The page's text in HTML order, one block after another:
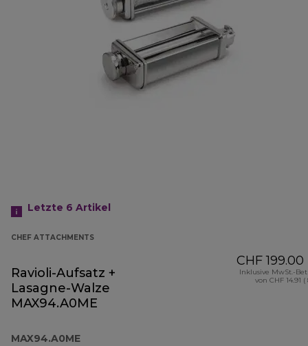
Letzte 6 Artikel
CHEF ATTACHMENTS
Ravioli-Aufsatz +
Lasagne-Walze
MAX94.A0ME
MAX94.A0ME
CHF 199.00
Inklusive MwSt.-
von CHF 14.91 (